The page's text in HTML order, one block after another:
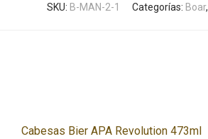
SKU: B-MAN-2-1 Categorías: Boar,
Cabesas Bier APA Revolution 473ml